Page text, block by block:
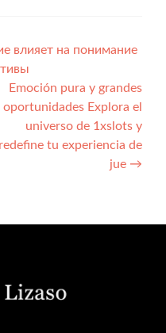
влияет на понимание
Emoción pura y grandes
oportunidades Explora el
universo de 1xslots y
redefine tu experiencia de
jue →